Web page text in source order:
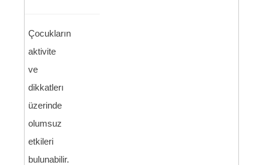
Çocukların
aktivite
ve
dikkatlerı
üzerinde
olumsuz
etkileri
bulunabilir.